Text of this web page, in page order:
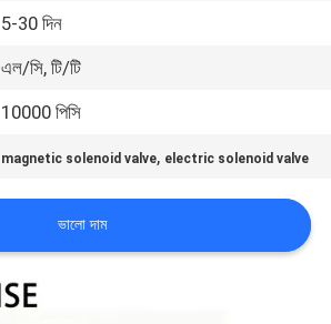
5-30 দিন
এল/সি, টি/টি
10000 পিসি
magnetic solenoid valve, electric solenoid valve
ভালো দাম